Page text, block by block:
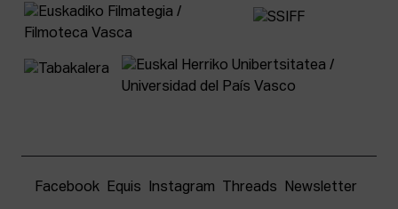
Facebook Equis Instagram Threads Newsletter